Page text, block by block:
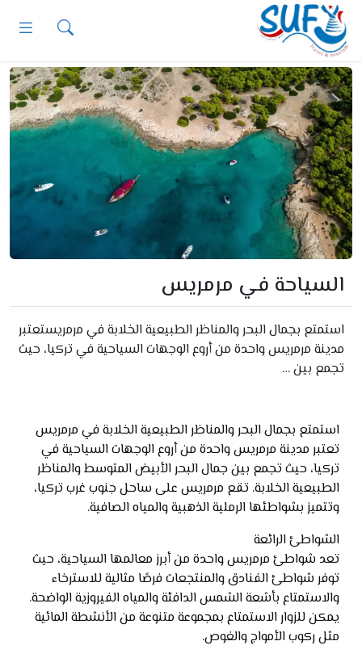
Skip
content
السياحة في مرمريس
استمتع بجمال البحر والمناظر الطبيعية الخلابة في مرمريستعتبر
مدينة مرمريس واحدة من أروع الوجهات السياحية في تركيا، حيث
تجمع بين …
استمتع بجمال البحر والمناظر الطبيعية الخلابة في مرمريس
تعتبر مدينة مرمريس واحدة من أروع الوجهات السياحية في
تركيا، حيث تجمع بين جمال البحر الأبيض المتوسط والمناظر
الطبيعية الخلابة. تقع مرمريس على ساحل جنوب غرب تركيا،
وتتميز بشواطئها الرملية الذهبية والمياه الصافية.
الشواطئ الرائعة
تعد شواطئ مرمريس واحدة من أبرز معالمها السياحية، حيث
توفر شواطئ الفنادق والمنتجعات فرصًا مثالية للاسترخاء
والاستمتاع بأشعة الشمس الدافئة والمياه الفيروزية الواضحة.
يمكن للزوار الاستمتاع بمجموعة متنوعة من الأنشطة المائية
مثل ركوب الأمواج والغوص.